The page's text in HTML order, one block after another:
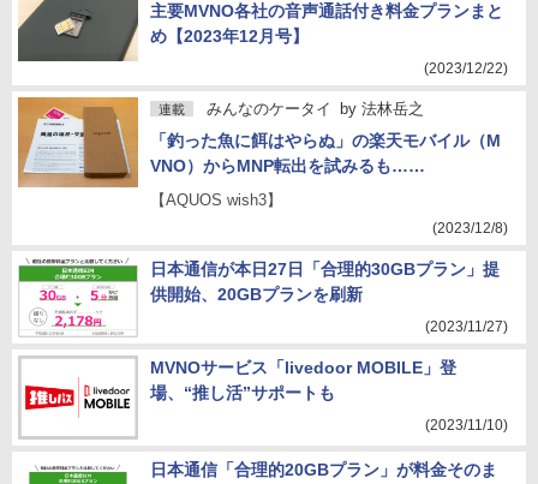
主要MVNO各社の音声通話付き料金プランまと
め【2023年12月号】
(2023/12/22)
連載 みんなのケータイ by 法林岳之
「釣った魚に餌はやらぬ」の楽天モバイル（M
VNO）からMNP転出を試みるも……
【AQUOS wish3】
(2023/12/8)
日本通信が本日27日「合理的30GBプラン」提
供開始、20GBプランを刷新
(2023/11/27)
MVNOサービス「livedoor MOBILE」登
場、“推し活”サポートも
(2023/11/10)
日本通信「合理的20GBプラン」が料金そのま